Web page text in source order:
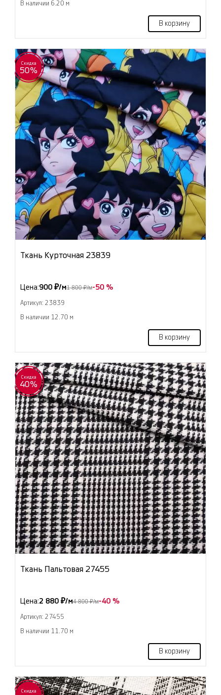
В наличии 6.20 м
В корзину
Скидка
50%
Ткань Курточная 23839
Цена:900 ₽/м1 800 ₽/м-50 %
Артикул: 23839
В наличии 12.70 м
В корзину
Скидка
40%
Ткань Пальтовая 27455
Цена:2 880 ₽/м4 800 ₽/м-40 %
Артикул: 27455
В наличии 11.70 м
В корзину
Скидка